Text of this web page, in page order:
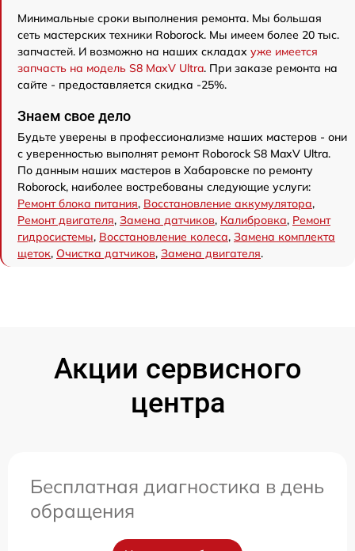
Минимальные сроки выполнения ремонта. Мы большая
сеть мастерских техники Roborock. Мы имеем более 20 тыс.
запчастей. И возможно на наших складах уже имеется
запчасть на модель S8 MaxV Ultra. При заказе ремонта на
сайте - предоставляется скидка -25%.
Знаем свое дело
Будьте уверены в профессионализме наших мастеров - они
с уверенностью выполнят ремонт Roborock S8 MaxV Ultra.
По данным наших мастеров в Хабаровске по ремонту
Roborock, наиболее востребованы следующие услуги:
Ремонт блока питания, Восстановление аккумулятора,
Ремонт двигателя, Замена датчиков, Калибровка, Ремонт
гидросистемы, Восстановление колеса, Замена комплекта
щеток, Очистка датчиков, Замена двигателя.
Акции сервисного
центра
Бесплатная диагностика в день
обращения